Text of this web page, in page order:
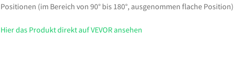
Positionen (im Bereich von 90° bis 180°, ausgenommen flache Position)
Hier das Produkt direkt auf VEVOR ansehen